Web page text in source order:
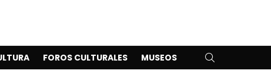
FOROS CULTURALES MUSEOS